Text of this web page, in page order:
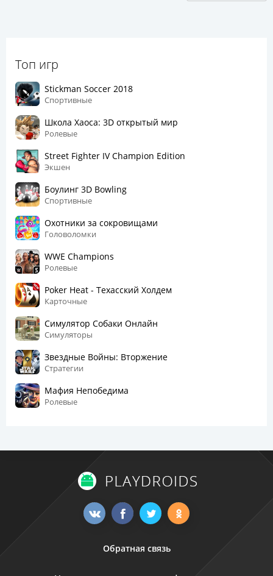
Топ игр
Stickman Soccer 2018
Спортивные
Школа Хаоса: 3D открытый мир
Ролевые
Street Fighter IV Champion Edition
Экшен
Боулинг 3D Bowling
Спортивные
Охотники за сокровищами
Головоломки
WWE Champions
Ролевые
Poker Heat - Техасский Холдем
Карточные
Симулятор Собаки Онлайн
Симуляторы
Звездные Войны: Вторжение
Стратегии
Мафия Непобедима
Ролевые
Обратная связь